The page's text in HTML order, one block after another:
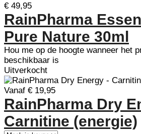
€ 49,95
RainPharma
Pure Nature 30ml
Hou me op de hoogte wanneer het
beschikbaar is
Uitverkocht
Vanaf € 19,95
RainPharma Dry
Carnitine (energie)